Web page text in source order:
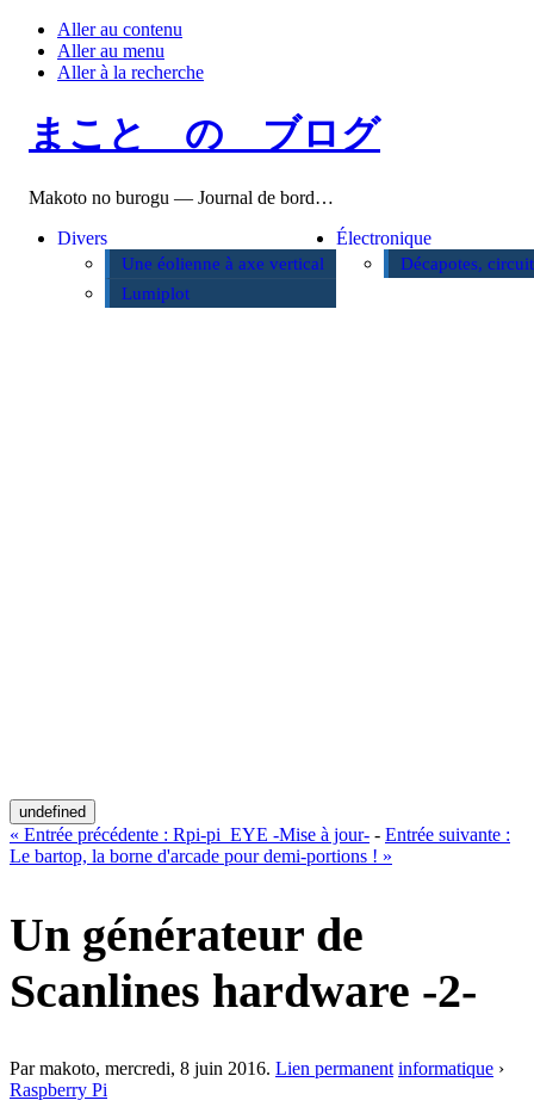
Aller au contenu
Aller au menu
Aller à la recherche
まこと の ブログ
Makoto no burogu — Journal de bord…
Divers
Une éolienne à axe vertical
Lumiplot
Électronique
Décapotes,
undefined
« Entrée précédente : Rpi-pi_EYE -Mise à jour- - Entrée suivante :
Le bartop, la borne d'arcade pour demi-portions ! »
Un générateur de
Scanlines hardware -2-
Par makoto, mercredi, 8 juin 2016. Lien permanent informatique ›
Raspberry Pi